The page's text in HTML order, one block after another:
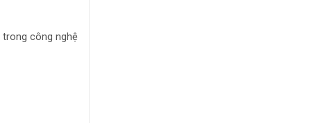
trong công nghệ